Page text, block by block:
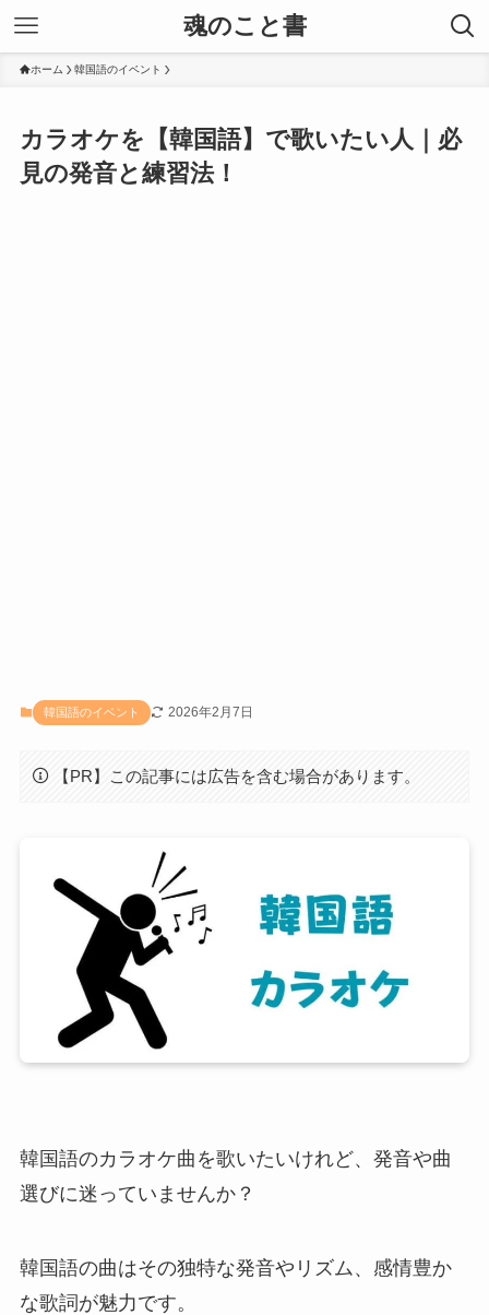
魂のこと書
ホーム 韓国語のイベント
カラオケを【韓国語】で歌いたい人｜必
見の発音と練習法！
韓国語のイベント 2026年2月7日
【PR】この記事には広告を含む場合があります。
韓国語のカラオケ曲を歌いたいけれど、発音や曲
選びに迷っていませんか？
韓国語の曲はその独特な発音やリズム、感情豊か
な歌詞が魅力です。